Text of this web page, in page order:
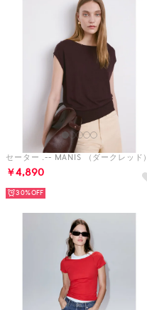
セーター .-- MANIS （ダークレッド）
￥4,890
30%